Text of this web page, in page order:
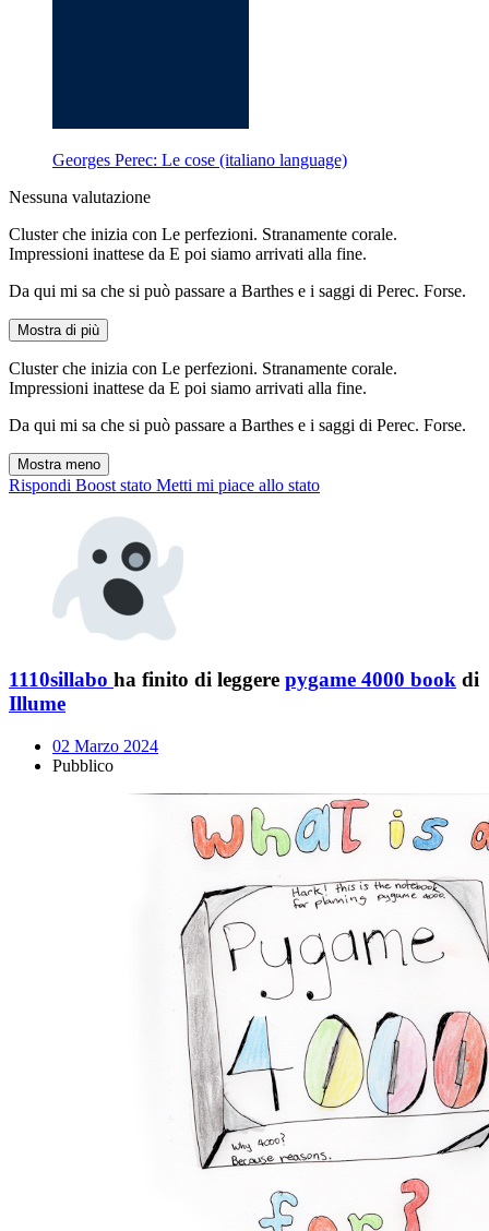
Georges Perec: Le cose (italiano language)
Nessuna valutazione
Cluster che inizia con Le perfezioni. Stranamente corale.
Impressioni inattese da E poi siamo arrivati alla fine.
Da qui mi sa che si può passare a Barthes e i saggi di Perec. Forse.
Mostra di più
Cluster che inizia con Le perfezioni. Stranamente corale.
Impressioni inattese da E poi siamo arrivati alla fine.
Da qui mi sa che si può passare a Barthes e i saggi di Perec. Forse.
Mostra meno
Rispondi Boost stato Metti mi piace allo stato
1110sillabo ha finito di leggere pygame 4000 book di
Illume
02 Marzo 2024
Pubblico